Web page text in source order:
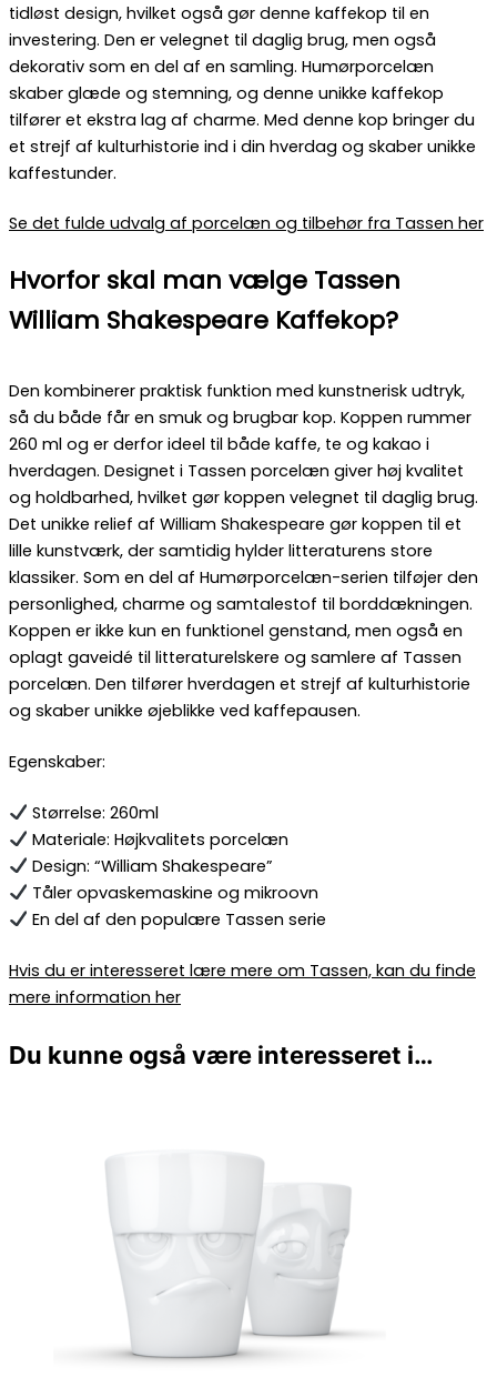
tidløst design, hvilket også gør denne kaffekop til en
investering. Den er velegnet til daglig brug, men også
dekorativ som en del af en samling. Humørporcelæn
skaber glæde og stemning, og denne unikke kaffekop
tilfører et ekstra lag af charme. Med denne kop bringer du
et strejf af kulturhistorie ind i din hverdag og skaber unikke
kaffestunder.
Se det fulde udvalg af porcelæn og tilbehør fra Tassen her
Hvorfor skal man vælge Tassen
William Shakespeare Kaffekop?
Den kombinerer praktisk funktion med kunstnerisk udtryk,
så du både får en smuk og brugbar kop. Koppen rummer
260 ml og er derfor ideel til både kaffe, te og kakao i
hverdagen. Designet i Tassen porcelæn giver høj kvalitet
og holdbarhed, hvilket gør koppen velegnet til daglig brug.
Det unikke relief af William Shakespeare gør koppen til et
lille kunstværk, der samtidig hylder litteraturens store
klassiker. Som en del af Humørporcelæn-serien tilføjer den
personlighed, charme og samtalestof til borddækningen.
Koppen er ikke kun en funktionel genstand, men også en
oplagt gaveidé til litteraturelskere og samlere af Tassen
porcelæn. Den tilfører hverdagen et strejf af kulturhistorie
og skaber unikke øjeblikke ved kaffepausen.
Egenskaber:
Størrelse: 260ml
Materiale: Højkvalitets porcelæn
Design: “William Shakespeare”
Tåler opvaskemaskine og mikroovn
En del af den populære Tassen serie
Hvis du er interesseret lære mere om Tassen, kan du finde
mere information her
Du kunne også være interesseret i…